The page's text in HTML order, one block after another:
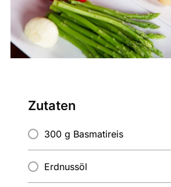
Zutaten
300 g Basmatireis
Erdnussöl